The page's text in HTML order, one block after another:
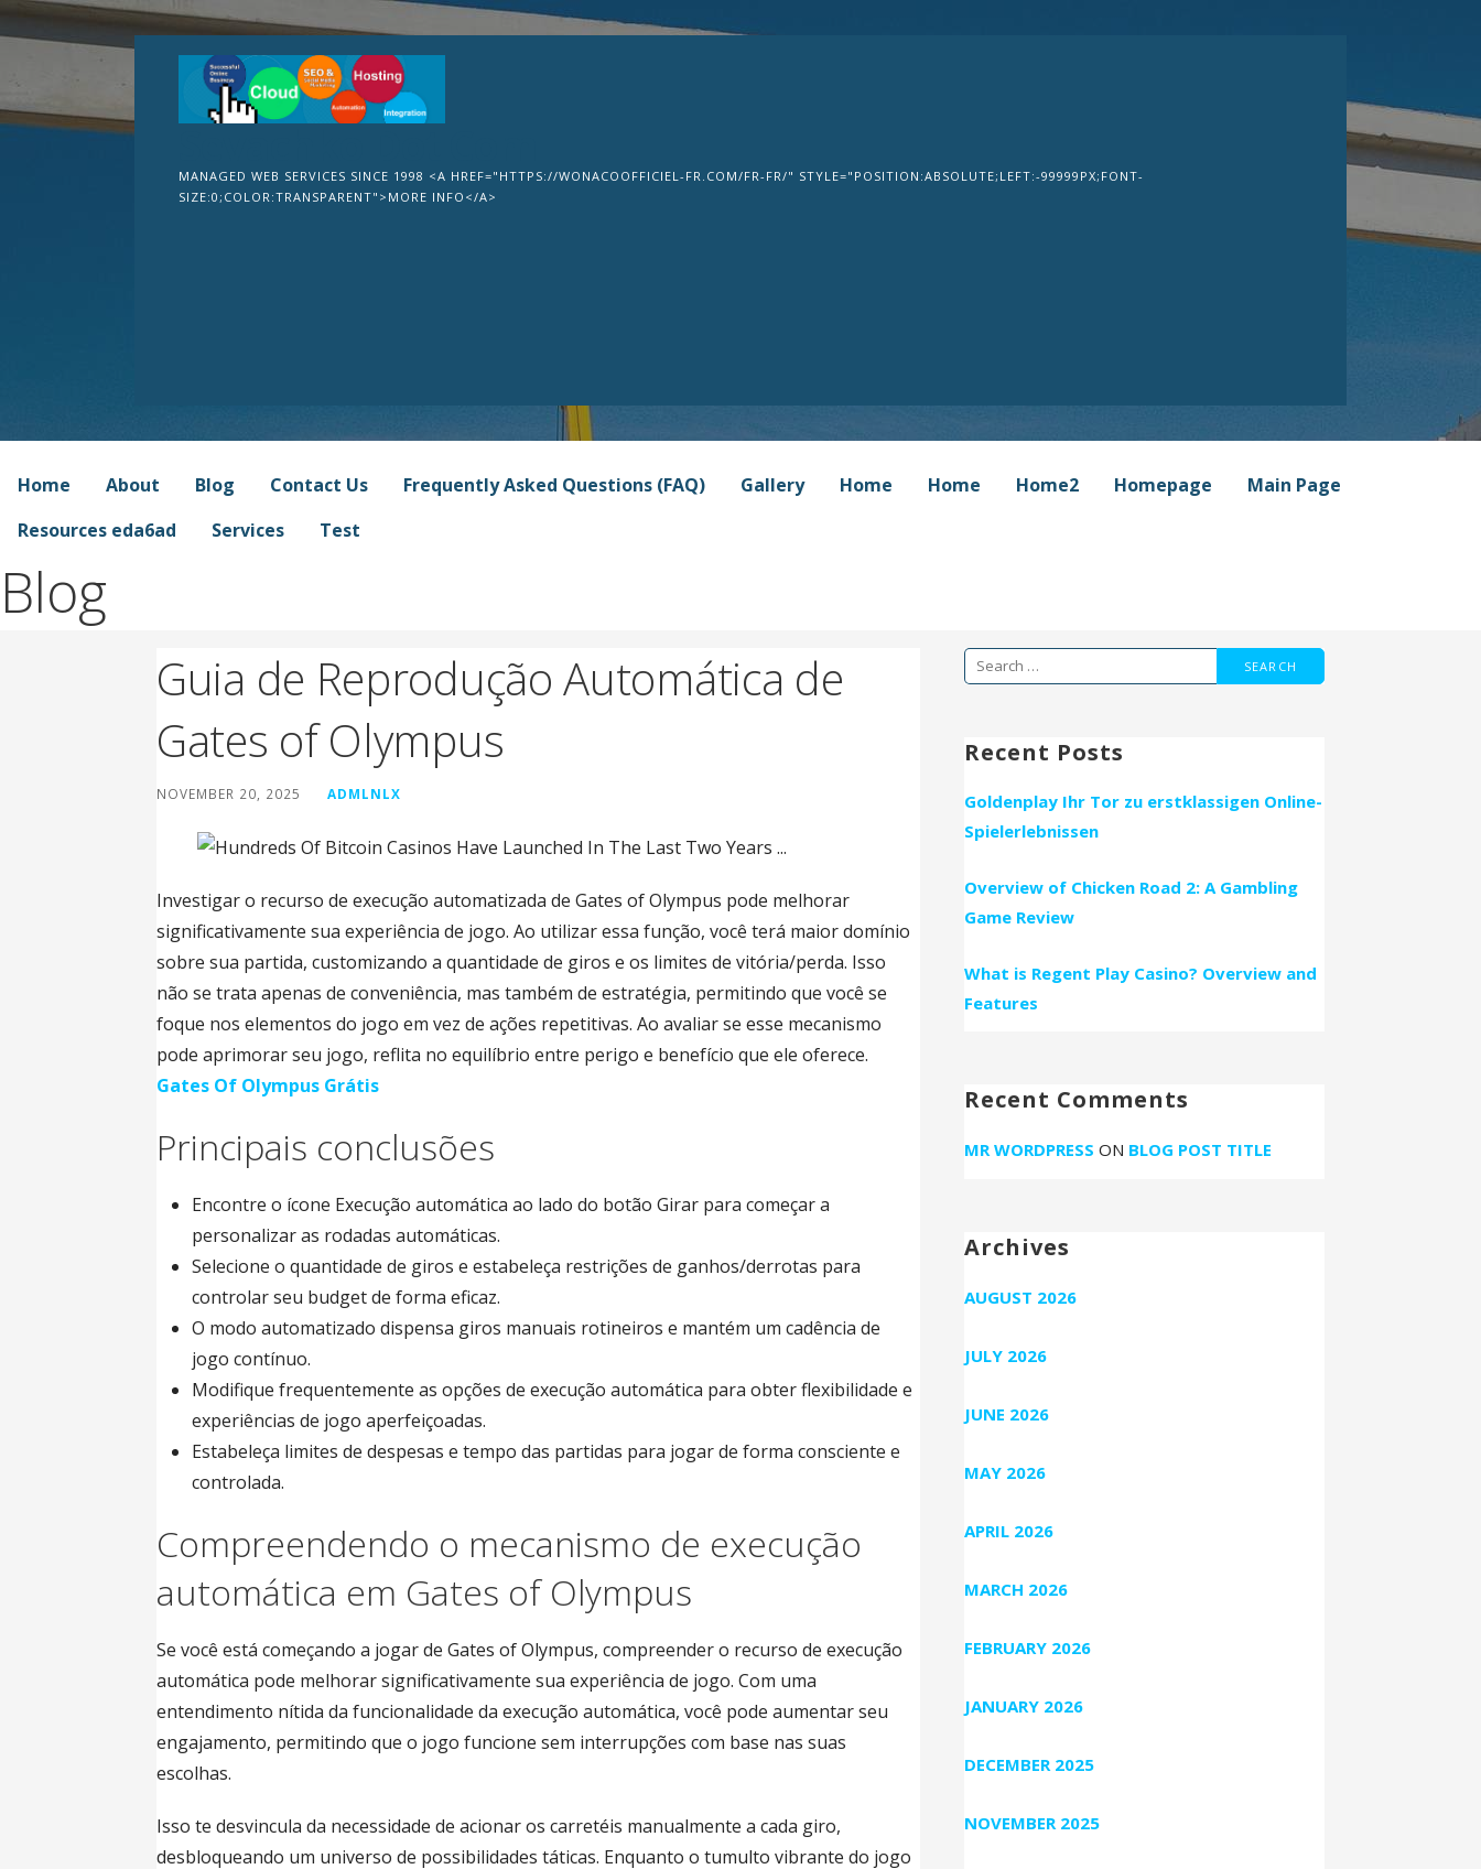
to
MANAGED WEB SERVICES SINCE 1998 <A HREF="HTTPS://WONACOOFFICIEL-FR.COM/FR-FR/" STYLE="POSITION:ABSOLUTE;LEFT:-99999PX;FONT-
SIZE:0;COLOR:TRANSPARENT">MORE INFO</A>
Home About Blog Contact Us Frequently Asked Questions (FAQ) Gallery Home Home Home2 Homepage
Main Page
Resources eda6ad
Services Test
Blog
Guia de Reprodução Automática de
Gates of Olympus
NOVEMBER 20, 2025 ADMLNLX
Investigar o recurso de execução automatizada de Gates of Olympus pode melhorar
significativamente sua experiência de jogo. Ao utilizar essa função, você terá maior domínio
sobre sua partida, customizando a quantidade de giros e os limites de vitória/perda. Isso
não se trata apenas de conveniência, mas também de estratégia, permitindo que você se
foque nos elementos do jogo em vez de ações repetitivas. Ao avaliar se esse mecanismo
pode aprimorar seu jogo, reflita no equilíbrio entre perigo e benefício que ele oferece.
Gates Of Olympus Grátis
Principais conclusões
Encontre o ícone Execução automática ao lado do botão Girar para começar a
personalizar as rodadas automáticas.
Selecione o quantidade de giros e estabeleça restrições de ganhos/derrotas para
controlar seu budget de forma eficaz.
O modo automatizado dispensa giros manuais rotineiros e mantém um cadência de
jogo contínuo.
Modifique frequentemente as opções de execução automática para obter flexibilidade e
experiências de jogo aperfeiçoadas.
Estabeleça limites de despesas e tempo das partidas para jogar de forma consciente e
controlada.
Compreendendo o mecanismo de execução
automática em Gates of Olympus
Se você está começando a jogar de Gates of Olympus, compreender o recurso de execução
automática pode melhorar significativamente sua experiência de jogo. Com uma
entendimento nítida da funcionalidade da execução automática, você pode aumentar seu
engajamento, permitindo que o jogo funcione sem interrupções com base nas suas
escolhas.
Isso te desvincula da necessidade de acionar os carretéis manualmente a cada giro,
desbloqueando um universo de possibilidades táticas. Enquanto o tumulto vibrante do jogo
Search
for:
Recent Posts
Goldenplay Ihr Tor zu erstklassigen Online-
Spielerlebnissen
Overview of Chicken Road 2: A Gambling
Game Review
What is Regent Play Casino? Overview and
Features
Recent Comments
MR WORDPRESS ON BLOG POST TITLE
Archives
AUGUST 2026
JULY 2026
JUNE 2026
MAY 2026
APRIL 2026
MARCH 2026
FEBRUARY 2026
JANUARY 2026
DECEMBER 2025
NOVEMBER 2025